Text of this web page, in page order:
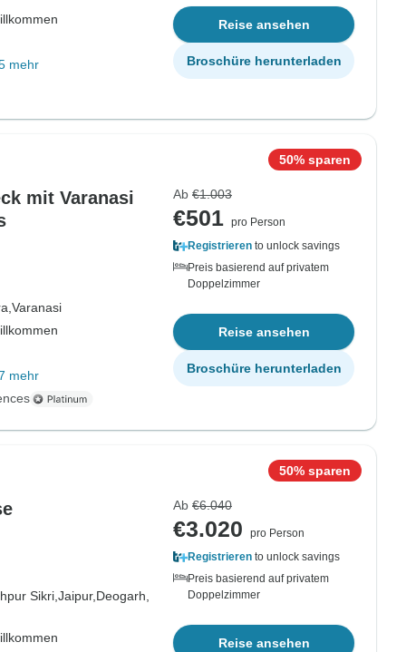
mehr
Reise ansehen
Broschüre herunterladen
mit Varanasi
Varanasi
mehr
50% sparen
Ab €1.003
€501 pro Person
Registrieren to unlock savings
Preis basierend auf privatem
Doppelzimmer
Reise ansehen
Broschüre herunterladen
Sikri, Jaipur, Deogarh,
50% sparen
Ab €6.040
€3.020
pro Person
Registrieren to unlock savings
Preis basierend auf privatem
Doppelzimmer
Reise ansehen